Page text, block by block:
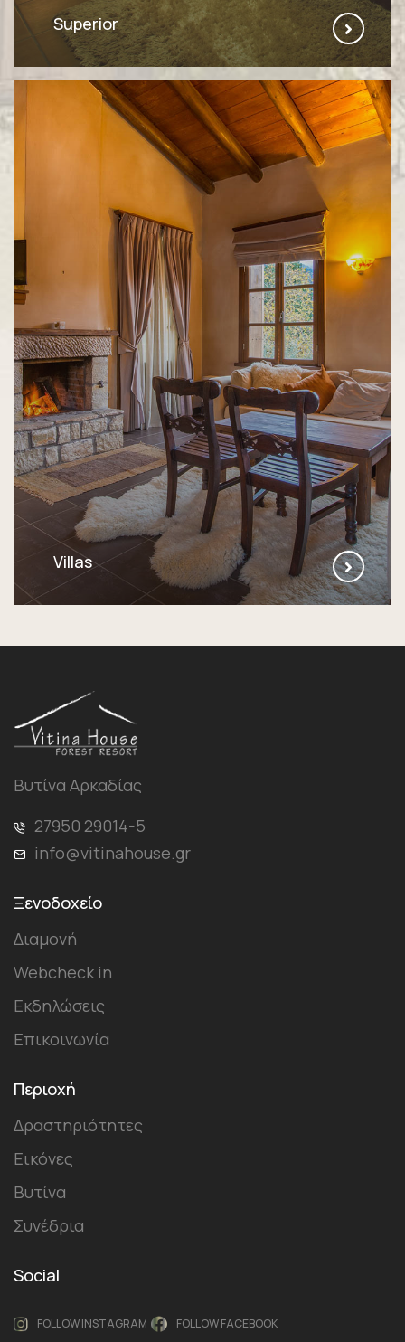
Superior
Villas
ΠΕΡΙΣΣΌΤΕΡΑ
Βυτίνα Αρκαδίας
27950 29014-5
info@vitinahouse.gr
Ξενοδοχείο
Διαμονή
Webcheck in
Εκδηλώσεις
Επικοινωνία
Περιοχή
Δραστηριότητες
Εικόνες
Βυτίνα
Συνέδρια
Social
FOLLOW INSTAGRAM FOLLOW FACEBOOK